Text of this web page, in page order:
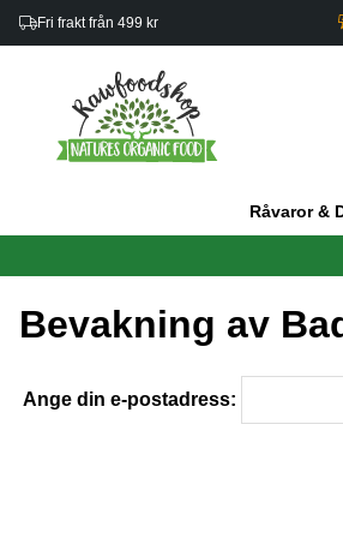
Fri frakt från 499 kr
Råvaror &
Bevakning av
Ange din e-postadress: